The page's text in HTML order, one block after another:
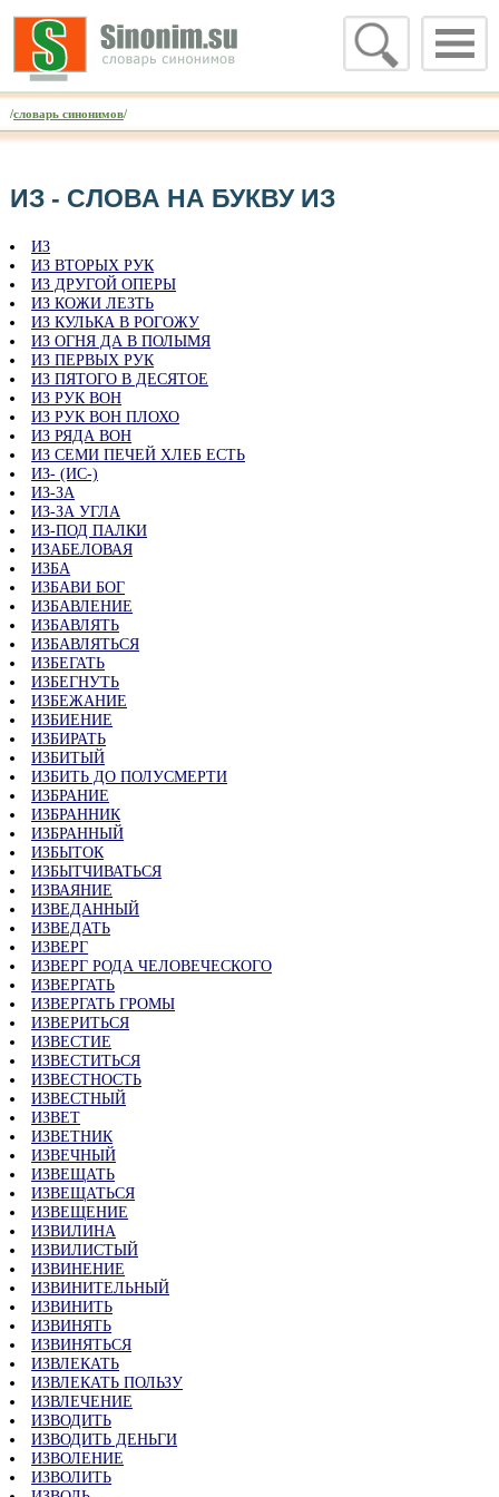
/словарь синонимов/
ИЗ - CЛОВА НА БУКВУ ИЗ
ИЗ
ИЗ ВТОРЫХ РУК
ИЗ ДРУГОЙ ОПЕРЫ
ИЗ КОЖИ ЛЕЗТЬ
ИЗ КУЛЬКА В РОГОЖУ
ИЗ ОГНЯ ДА В ПОЛЫМЯ
ИЗ ПЕРВЫХ РУК
ИЗ ПЯТОГО В ДЕСЯТОЕ
ИЗ РУК ВОН
ИЗ РУК ВОН ПЛОХО
ИЗ РЯДА ВОН
ИЗ СЕМИ ПЕЧЕЙ ХЛЕБ ЕСТЬ
ИЗ- (ИС-)
ИЗ-ЗА
ИЗ-ЗА УГЛА
ИЗ-ПОД ПАЛКИ
ИЗАБЕЛОВАЯ
ИЗБА
ИЗБАВИ БОГ
ИЗБАВЛЕНИЕ
ИЗБАВЛЯТЬ
ИЗБАВЛЯТЬСЯ
ИЗБЕГАТЬ
ИЗБЕГНУТЬ
ИЗБЕЖАНИЕ
ИЗБИЕНИЕ
ИЗБИРАТЬ
ИЗБИТЫЙ
ИЗБИТЬ ДО ПОЛУСМЕРТИ
ИЗБРАНИЕ
ИЗБРАННИК
ИЗБРАННЫЙ
ИЗБЫТОК
ИЗБЫТЧИВАТЬСЯ
ИЗВАЯНИЕ
ИЗВЕДАННЫЙ
ИЗВЕДАТЬ
ИЗВЕРГ
ИЗВЕРГ РОДА ЧЕЛОВЕЧЕСКОГО
ИЗВЕРГАТЬ
ИЗВЕРГАТЬ ГРОМЫ
ИЗВЕРИТЬСЯ
ИЗВЕСТИЕ
ИЗВЕСТИТЬСЯ
ИЗВЕСТНОСТЬ
ИЗВЕСТНЫЙ
ИЗВЕТ
ИЗВЕТНИК
ИЗВЕЧНЫЙ
ИЗВЕЩАТЬ
ИЗВЕЩАТЬСЯ
ИЗВЕЩЕНИЕ
ИЗВИЛИНА
ИЗВИЛИСТЫЙ
ИЗВИНЕНИЕ
ИЗВИНИТЕЛЬНЫЙ
ИЗВИНИТЬ
ИЗВИНЯТЬ
ИЗВИНЯТЬСЯ
ИЗВЛЕКАТЬ
ИЗВЛЕКАТЬ ПОЛЬЗУ
ИЗВЛЕЧЕНИЕ
ИЗВОДИТЬ
ИЗВОДИТЬ ДЕНЬГИ
ИЗВОЛЕНИЕ
ИЗВОЛИТЬ